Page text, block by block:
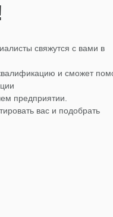
свяжутся с вами в
и сможет
предприятии.
вас и подобрать